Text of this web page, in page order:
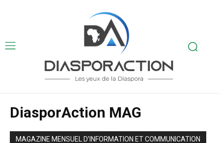
DiasporAction MAG
MAGAZINE MENSUEL D’INFORMATION ET COMMUNICATION